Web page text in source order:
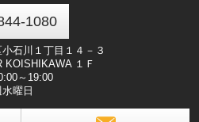
1080
石川１丁目１４－３
KOISHIKAWA １Ｆ
～19:00
曜日